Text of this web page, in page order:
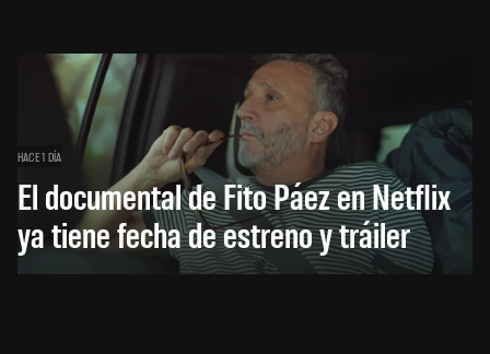
HACE 1 DÍA
El documental de Fito Páez en Netflix
ya tiene fecha de estreno y tráiler